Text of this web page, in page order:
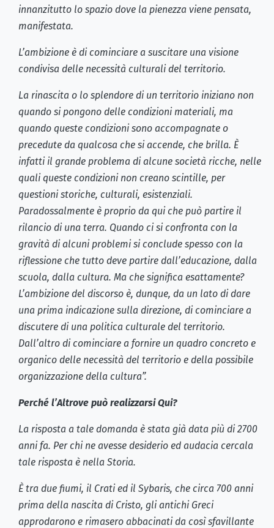
innanzitutto lo spazio dove la pienezza viene pensata,
manifestata.
L’ambizione è di cominciare a suscitare una visione
condivisa delle necessità culturali del territorio.
La rinascita o lo splendore di un territorio iniziano non
quando si pongono delle condizioni materiali, ma
quando queste condizioni sono accompagnate o
precedute da qualcosa che si accende, che brilla. È
infatti il grande problema di alcune società ricche, nelle
quali queste condizioni non creano scintille, per
questioni storiche, culturali, esistenziali.
Paradossalmente è proprio da qui che può partire il
rilancio di una terra. Quando ci si confronta con la
gravità di alcuni problemi si conclude spesso con la
riflessione che tutto deve partire dall’educazione, dalla
scuola, dalla cultura. Ma che significa esattamente?
L’ambizione del discorso è, dunque, da un lato di dare
una prima indicazione sulla direzione, di cominciare a
discutere di una politica culturale del territorio.
Dall’altro di cominciare a fornire un quadro concreto e
organico delle necessità del territorio e della possibile
organizzazione della cultura”.
Perché l’Altrove può realizzarsi Qui?
La risposta a tale domanda è stata già data più di 2700
anni fa. Per chi ne avesse desiderio ed audacia cercala
tale risposta è nella Storia.
È tra due fiumi, il Crati ed il Sybaris, che circa 700 anni
prima della nascita di Cristo, gli antichi Greci
approdarono e rimasero abbacinati da così sfavillante